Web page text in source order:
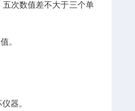
次数值差不大于三个单
。
器。